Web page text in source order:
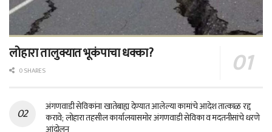
लोहारा तालुक्यात भूकंपाचा धक्का?
0 SHARES
अंगणवाडी सेविकांना खातेबाह्य देण्यात आलेल्या कामांचे आदेश तात्काळ रद्द
करावे; लोहारा तहसील कार्यालयासमोर अंगणवाडी सेविका व मदतनीसांचे धरणे
आंदोलन